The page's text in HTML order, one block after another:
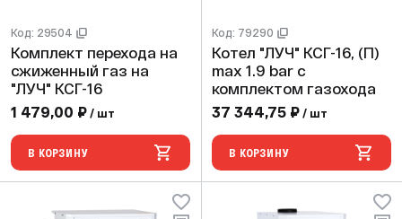
Код: 29504
Комплект перехода на
сжиженный газ на
"ЛУЧ" КСГ-16
1 479,00 ₽ / шт
В КОРЗИНУ
Код: 79290
Котел "ЛУЧ" КСГ-16, (П)
max 1.9 bar с
комплектом газохода
37 344,75 ₽ / шт
В КОРЗИНУ